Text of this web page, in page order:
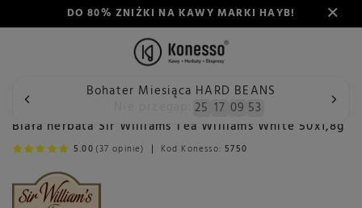
DO 80% ZNIŻKI NA KAWY MARKI HAYB!
Bohater Miesiąca HARD BEANS
25 17 09 53
Wstecz Konesso Herbata Rodzaj Herbata biała
Biała herbata Sir Williams Tea Williams White 50x1,8g
5.00 (37 opinie) Kod Konesso:5750